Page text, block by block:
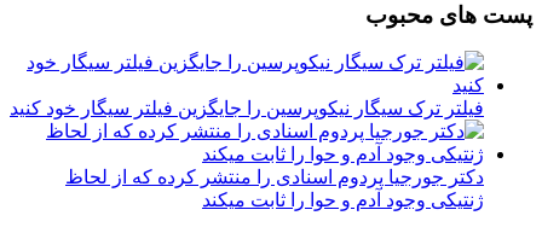
پست های محبوب
فیلتر ترک سیگار نیکوپرسین را جایگزین فیلتر سیگار خود کنید
دکتر جورجیا پردوم اسنادی را منتشر کرده که از لحاظ
ژنتیکی وجود آدم و حوا را ثابت میکند